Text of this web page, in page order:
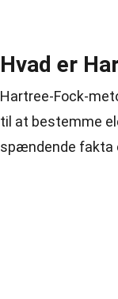
Hvad er
Hartree-Fock-
til at bestemme
spændende fakta